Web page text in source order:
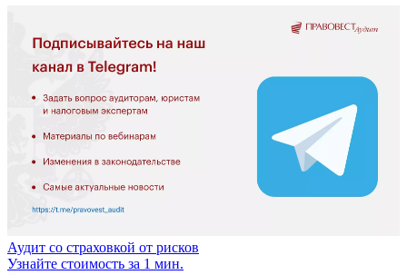
Аудит со страховкой от рисков
Узнайте стоимость за 1 мин.